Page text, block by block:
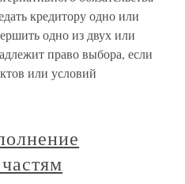
кредитору одно или
одно из двух или
право выбора, если
или условий